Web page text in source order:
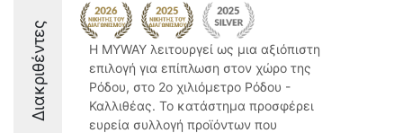
Διακριθέντες
Η MYWAY λειτουργεί ως μια αξιόπιστη
επιλογή για επίπλωση στον χώρο της
Ρόδου, στο 2ο χιλιόμετρο Ρόδου -
Καλλιθέας. Το κατάστημα προσφέρει
ευρεία συλλογή προϊόντων που